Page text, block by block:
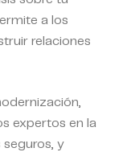
a los
relaciones
expertos en la
y